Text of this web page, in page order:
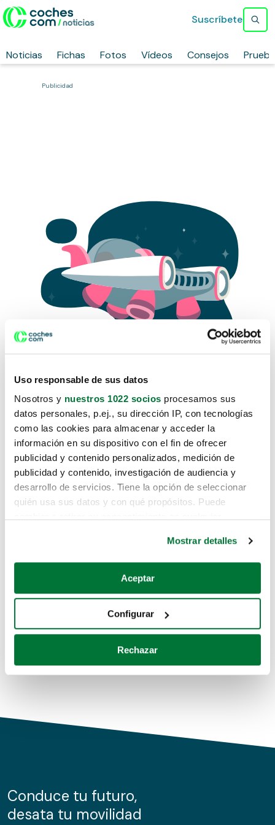
Uso responsable de sus datos
Nosotros y nuestros 1022 socios procesamos sus
datos personales, p.ej., su dirección IP, con tecnologías
como las cookies para almacenar y acceder la
información en su dispositivo con el fin de ofrecer
publicidad y contenido personalizados, medición de
publicidad y contenido, investigación de audiencia y
desarrollo de servicios. Tiene la opción de seleccionar
quién usa sus datos y con qué propósitos. Puede
Si lo permite, también quisiéramos:
Recopilar información sobre su ubicación geográfica
Identificar su dispositivo analizándolo activamente
para buscar características específicas (huellas
Obtenga más información sobre cómo se procesan sus
de cookies.
información sobre el uso que haga del sitio web con
nuestros partners de redes sociales, publicidad y análisis
Mostrar detalles
Aceptar
Configurar
Rechazar
Noticias Fichas Fotos Vídeos Consejos
Suscríbete
Publicidad
Lo sentimos, no sabemos como
te hemos traido hasta aquí.
Pero puedes encontrar el coche que estás
buscando en alguno de estos enlaces:
Coches de segunda mano
Coches de km0
Conduce tu futuro,
desata tu movilidad